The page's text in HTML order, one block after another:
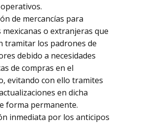
de mercancías para
mexicanas o extranjeras que
tramitar los padrones de
debido a necesidades
de compras en el
evitando con ello tramites
en dicha
forma permanente.
inmediata por los anticipos